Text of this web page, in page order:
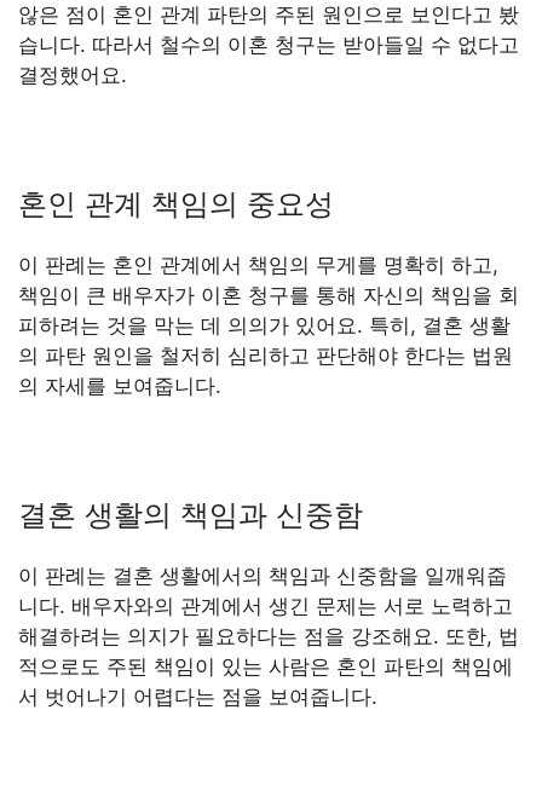
않은 점이 혼인 관계 파탄의 주된 원인으로 보인다고 봤
습니다. 따라서 철수의 이혼 청구는 받아들일 수 없다고
결정했어요.
혼인 관계 책임의 중요성
이 판례는 혼인 관계에서 책임의 무게를 명확히 하고,
책임이 큰 배우자가 이혼 청구를 통해 자신의 책임을 회
피하려는 것을 막는 데 의의가 있어요. 특히, 결혼 생활
의 파탄 원인을 철저히 심리하고 판단해야 한다는 법원
의 자세를 보여줍니다.
결혼 생활의 책임과 신중함
이 판례는 결혼 생활에서의 책임과 신중함을 일깨워줍
니다. 배우자와의 관계에서 생긴 문제는 서로 노력하고
해결하려는 의지가 필요하다는 점을 강조해요. 또한, 법
적으로도 주된 책임이 있는 사람은 혼인 파탄의 책임에
서 벗어나기 어렵다는 점을 보여줍니다.